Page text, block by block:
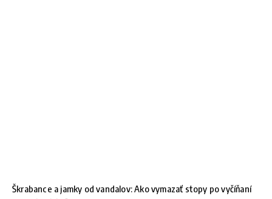
Škrabance a jamky od vandalov: Ako vymazať stopy po vyčíňaní